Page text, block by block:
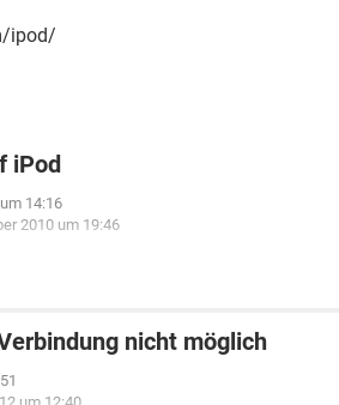
ipod/
iPod
14:16
2010 um 19:46
nicht möglich